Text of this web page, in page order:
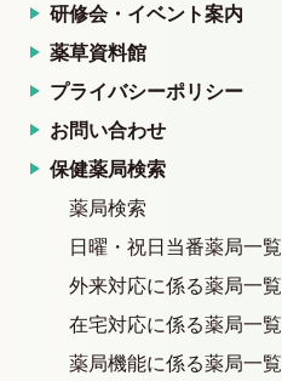
研修会・イベント案内
薬草資料館
プライバシーポリシー
お問い合わせ
保健薬局検索
薬局検索
日曜・祝日当番薬局一覧
外来対応に係る薬局一覧
在宅対応に係る薬局一覧
薬局機能に係る薬局一覧